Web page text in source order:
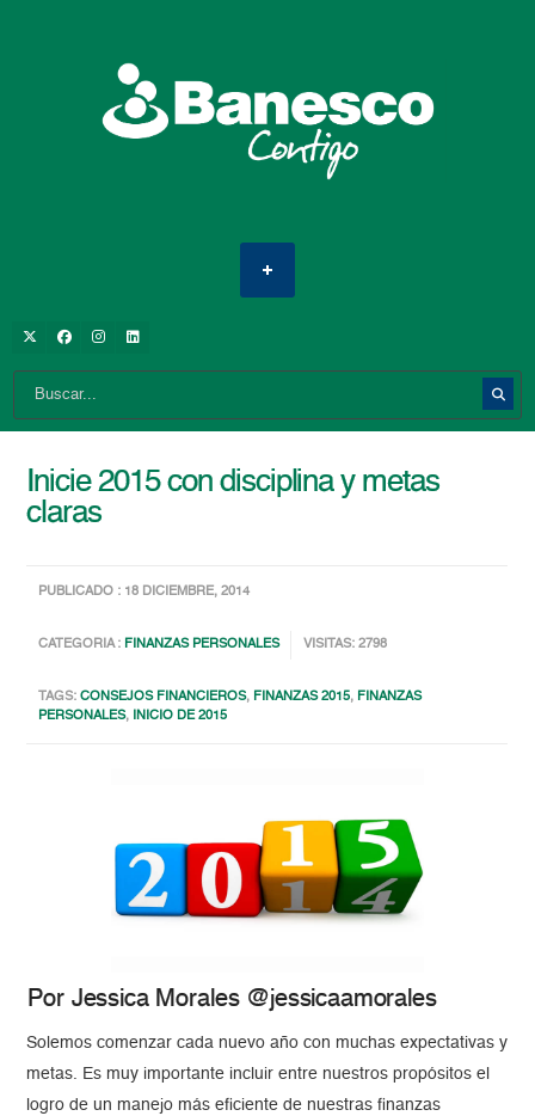
Inicie 2015 con disciplina y metas
claras
PUBLICADO : 18 DICIEMBRE, 2014
CATEGORIA : FINANZAS PERSONALES VISITAS: 2798
TAGS:CONSEJOS FINANCIEROS, FINANZAS 2015, FINANZAS
PERSONALES, INICIO DE 2015
Por Jessica Morales @jessicaamorales
Solemos comenzar cada nuevo año con muchas expectativas y
metas. Es muy importante incluir entre nuestros propósitos el
logro de un manejo más eficiente de nuestras finanzas